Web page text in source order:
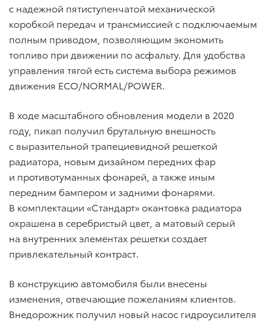
с надежной пятиступенчатой механической
коробкой передач и трансмиссией с подключаемым
полным приводом, позволяющим экономить
топливо при движении по асфальту. Для удобства
управления тягой есть система выбора режимов
движения ECO/NORMAL/POWER.
В ходе масштабного обновления модели в 2020
году, пикап получил брутальную внешность
с выразительной трапециевидной решеткой
радиатора, новым дизайном передних фар
и противотуманных фонарей, а также иным
передним бампером и задними фонарями.
В комплектации «Стандарт» окантовка радиатора
окрашена в серебристый цвет, а матовый серый
на внутренних элементах решетки создает
привлекательный контраст.
В конструкцию автомобиля были внесены
изменения, отвечающие пожеланиям клиентов.
Внедорожник получил новый насос гидроусилителя